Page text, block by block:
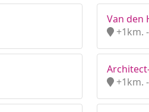
Van den
+1km.
+1km.